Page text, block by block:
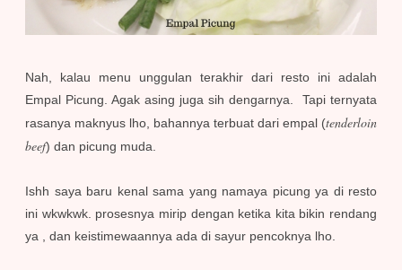
Nah, kalau menu unggulan terakhir dari resto ini adalah
Empal Picung. Agak asing juga sih dengarnya. Tapi ternyata
rasanya maknyus lho, bahannya terbuat dari empal (tenderloin
beef) dan picung muda.
Ishh saya baru kenal sama yang namaya picung ya di resto
ini wkwkwk. prosesnya mirip dengan ketika kita bikin rendang
ya , dan keistimewaannya ada di sayur pencoknya lho.